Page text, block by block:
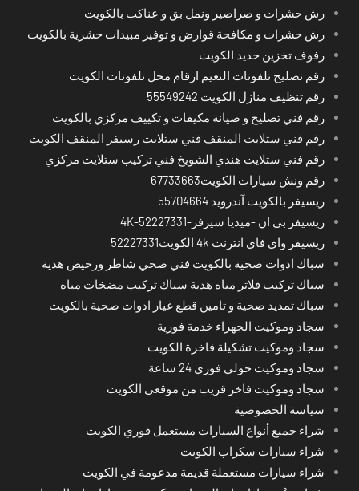
رش حشرات و صراصير ونمل بق و عناكب بالكويت
رش حشرات و مكافحة قوارض و توفير مبيدات حشرية بالكويت
رفوف تخزين حديد الكويت
رقم تصليح تلفونات النعيم ارقام محل تلفونات الكويت
رقم تنظيف منازل الكويت 55549242
رقم فني تصليح و صيانة مكيفات و تكييف مركزي بالكويت
رقم فني ستلايت المنقف فني ستلايت رسيفر المنقف الكويت
رقم فني ستلايت هندي الشويخ فني تركيب ستلايت مركزي
رقم ونش سيارات الكويت67733663
ريسيفر بالكويت آندرويد 55704664
ريسيفر بي ان -ميديا سيرفر-4K-52227331
ريسيفر واي فاي انترنت 4k الكويت52227331
سباك ادوات صحية بالكويت فني صحي شاطر ورخيص هدية
سباك تركيب فلاتر مياه هدية سباك تركيب مضخات مياه
سباك تمديد صحية و تامين قطع غيار ادوات صحية بالكويت
سجاد وموكيت الجهراء خدمة فورية
سجاد وموكيت تشكيلة فاخرة الكويت
سجاد وموكيت حولي فوري 24 ساعة
سجاد وموكيت فاخر قريب من موقعي الكويت
سياسة الخصوصية
شراء جميع أنواع السيارات مستعمل فوري الكويت
شراء سيارات سكراب الكويت
شراء سيارات مستعملة قديمة مدعومة في الكويت